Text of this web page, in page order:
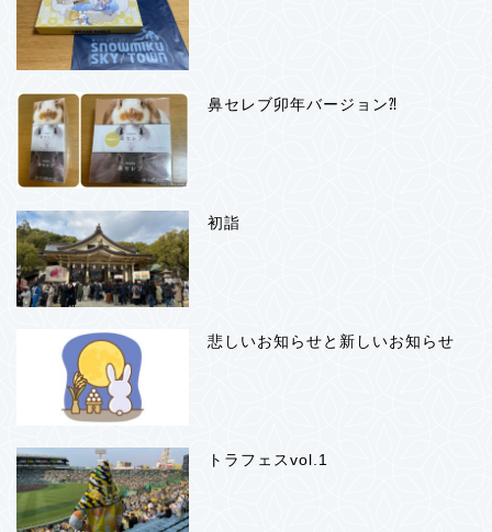
鼻セレブ卯年バージョン⁈
初詣
悲しいお知らせと新しいお知らせ
トラフェスvol.1